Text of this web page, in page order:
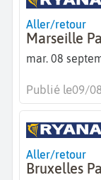
Aller/retour
Marseille
mar. 08
Publié le09/
Aller/retour
Bruxelles